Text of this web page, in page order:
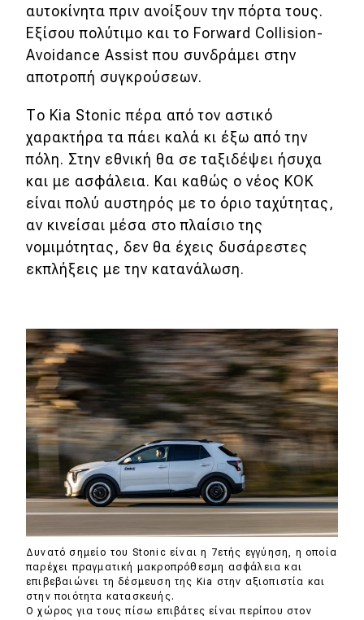
αυτοκίνητα πριν ανοίξουν την πόρτα τους.
Εξίσου πολύτιμο και το Forward Collision-
Avoidance Assist που συνδράμει στην
αποτροπή συγκρούσεων.
Το Kia Stonic πέρα από τον αστικό
χαρακτήρα τα πάει καλά κι έξω από την
πόλη. Στην εθνική θα σε ταξιδέψει ήσυχα
και με ασφάλεια. Και καθώς ο νέος ΚΟΚ
είναι πολύ αυστηρός με το όριο ταχύτητας,
αν κινείσαι μέσα στο πλαίσιο της
νομιμότητας, δεν θα έχεις δυσάρεστες
εκπλήξεις με την κατανάλωση.
Δυνατό σημείο του Stonic είναι η 7ετής εγγύηση, η οποία
παρέχει πραγματική μακροπρόθεσμη ασφάλεια και
επιβεβαιώνει τη δέσμευση της Kia στην αξιοπιστία και
στην ποιότητα κατασκευής.
Ο χώρος για τους πίσω επιβάτες είναι περίπου στον